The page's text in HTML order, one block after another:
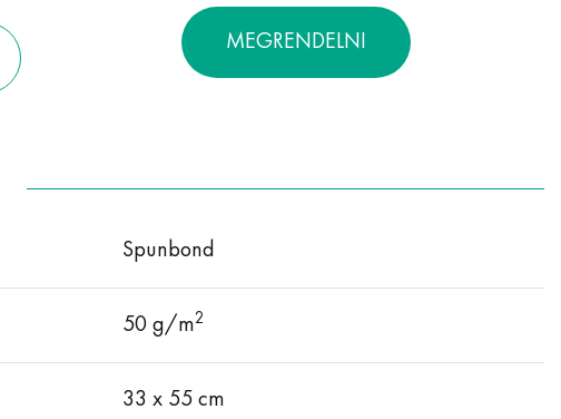
MEGRENDELNI
Spunbond
50 g/m2
33 х 55 cm